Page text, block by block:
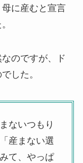
に産むと宣言
のですが、ド
した。
ないつもり
産まない選
て、やっぱ